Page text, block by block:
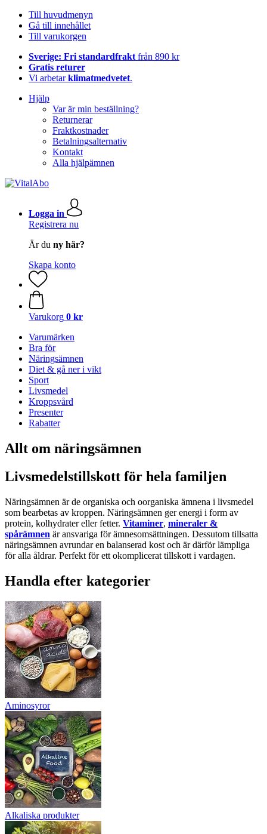
Till huvudmenyn
Gå till innehållet
Till varukorgen
Sverige: Fri standardfrakt från 890 kr
Gratis returer
Vi arbetarklimatmedvetet.
Hjälp
Var är min beställning?
Returnerar
Fraktkostnader
Betalningsalternativ
Kontakt
Alla hjälpämnen
Logga in
Registrera nu
Är du ny här?
Skapa konto
Varukorg 0 kr
Varumärken
Bra för
Näringsämnen
Diet & gå ner i vikt
Sport
Livsmedel
Kroppsvård
Presenter
Rabatter
Allt om näringsämnen
Livsmedelstillskott för hela familjen
Näringsämnen är de organiska och oorganiska ämnena i livsmedel
som bearbetas av kroppen. Näringsämnen ger energi i form av
protein, kolhydrater eller fetter. Vitaminer, mineraler &
spårämnen är ansvariga för ämnesomsättningen. Dessutom tillsatta
näringsämnen avrundar en balanserad kost och är därför lämpliga
för alla åldrar. Perfekt för ett okomplicerat tillskott i vardagen.
Handla efter kategorier
Aminosyror
Alkaliska produkter